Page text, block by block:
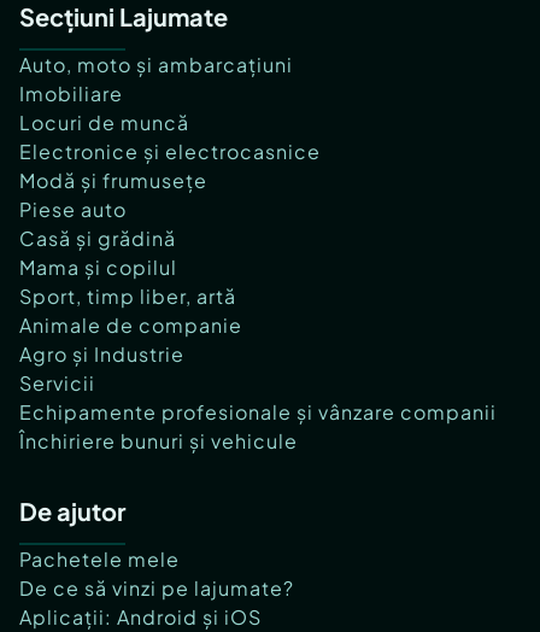
Secțiuni Lajumate
Auto, moto și ambarcațiuni
Imobiliare
Locuri de muncă
Electronice și electrocasnice
Modă și frumusețe
Piese auto
Casă și grădină
Mama și copilul
Sport, timp liber, artă
Animale de companie
Agro și Industrie
Servicii
Echipamente profesionale și vânzare companii
Închiriere bunuri și vehicule
De ajutor
Pachetele mele
De ce să vinzi pe lajumate?
Aplicații: Android și iOS